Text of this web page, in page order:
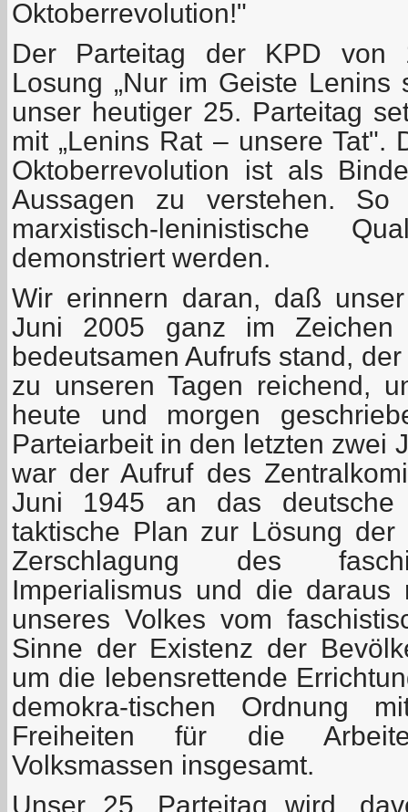
Oktoberrevolution!"
Der Parteitag der KPD von
Losung „Nur im Geiste
unser heutiger 25. Parteitag
mit „Lenins Rat – unsere Tat".
Oktoberrevolution ist als
Aussagen zu verstehen.
marxistisch-leninistische
demonstriert werden.
Wir erinnern daran, daß
Juni 2005 ganz im Zeichen
bedeutsamen Aufrufs stand,
zu unseren Tagen reichend,
heute und morgen
Parteiarbeit in den letzten zwei
war der Aufruf des
Juni 1945 an das deutsche
taktische Plan zur Lösung der
Zerschlagung des
Imperialismus und die daraus
unseres Volkes vom
Sinne der Existenz der
um die lebensrettende
demokra-tischen Ordnung
Freiheiten für die
Volksmassen insgesamt.
Unser 25. Parteitag wird,